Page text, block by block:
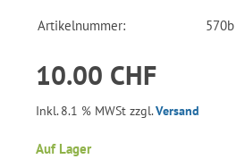
Artikelnummer: 570b
10.00 CHF
Inkl. 8.1 % MWSt zzgl.Versand
Auf Lager